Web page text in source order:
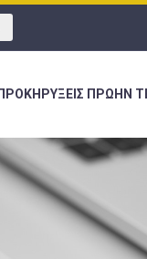
ΠΡΟΚΗΡΥΞΕΙΣ ΠΡΩΗΝ